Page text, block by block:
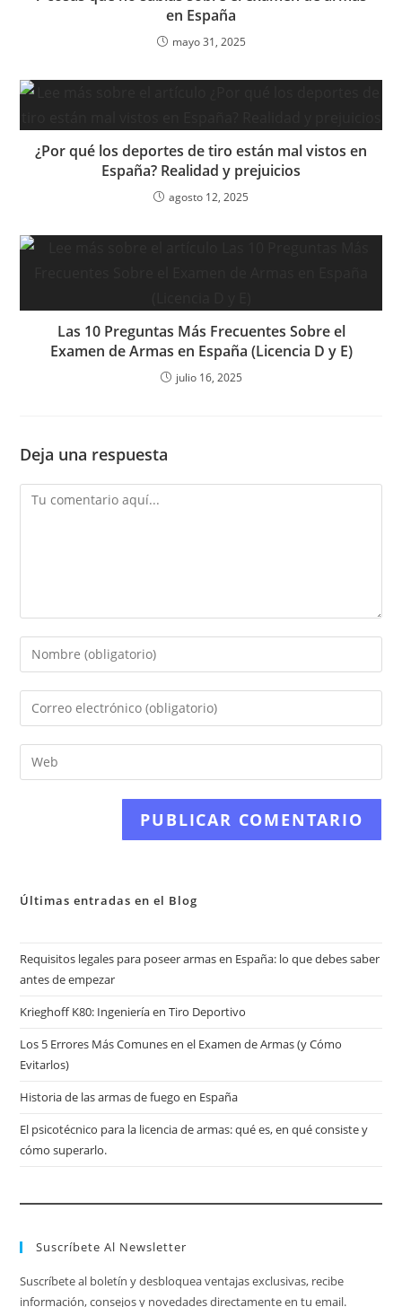
en España
mayo 31, 2025
¿Por qué los deportes de tiro están mal vistos en
España? Realidad y prejuicios
agosto 12, 2025
Las 10 Preguntas Más Frecuentes Sobre el
Examen de Armas en España (Licencia D y E)
julio 16, 2025
Deja una respuesta
Comentario
Introduce
tu
nombre
de
usuario
Introduce
tu
dirección
de
Introduce
la
Últimas entradas en el Blog
Requisitos legales para poseer armas en España: lo que debes saber
antes de empezar
Krieghoff K80: Ingeniería en Tiro Deportivo
Los 5 Errores Más Comunes en el Examen de Armas (y Cómo
Evitarlos)
Historia de las armas de fuego en España
El psicotécnico para la licencia de armas: qué es, en qué consiste y
cómo superarlo.
Suscríbete Al Newsletter
Suscríbete al boletín y desbloquea ventajas exclusivas, recibe
información, consejos y novedades directamente en tu email.